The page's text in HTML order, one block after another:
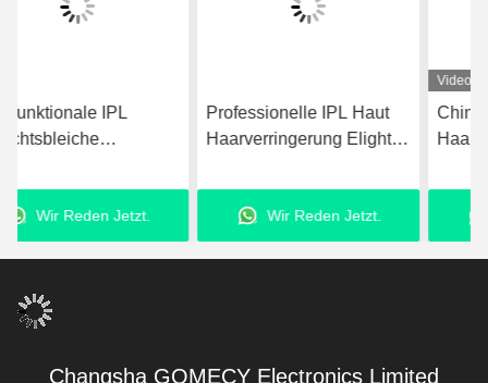
Professionelle IPL Haut
Haarverringerung Elight
Pigmententfernung
Wir Reden Jetzt.
China Home IPL Laser-
Haarentfernung Maschine
Haarentfernung
Schönheitsmaschine
Wir Reden Jetzt.
Changsha GOMECY Electronics Limited